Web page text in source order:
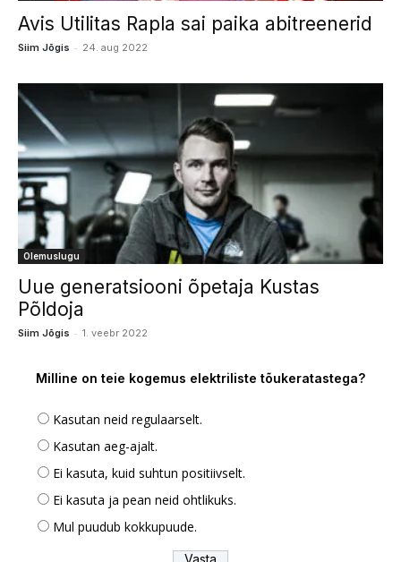
Avis Utilitas Rapla sai paika abitreenerid
Siim Jõgis - 24. aug 2022
Olemuslugu
Uue generatsiooni õpetaja Kustas
Põldoja
Siim Jõgis - 1. veebr 2022
Milline on teie kogemus elektriliste tõukeratastega?
Kasutan neid regulaarselt.
Kasutan aeg-ajalt.
Ei kasuta, kuid suhtun positiivselt.
Ei kasuta ja pean neid ohtlikuks.
Mul puudub kokkupuude.